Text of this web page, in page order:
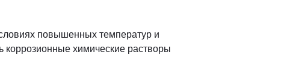
повышенных температур и
коррозионные химические растворы